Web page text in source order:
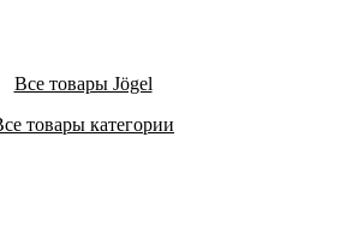
Все товары Jögel
товары категории